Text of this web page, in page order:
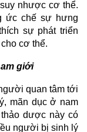
nhược cơ thể.
ức chế sự hưng
sự phát triển
cơ thể.
giới
quan tâm tới
mãn dục ở nam
dược này có
người bị sinh lý